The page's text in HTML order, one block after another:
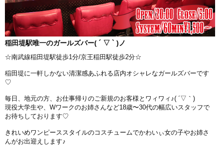
稲田堤駅唯一のガールズバー( ´ ▽ ` )ノ
☆南武線稲田堤駅徒歩1分/京王稲田駅徒歩2分☆
稲田堤に一軒しかない清潔感あふれる店内オシャレなガールズバーです
♡
毎日、地元の方、お仕事帰りのご新規のお客様とワィワィ♪( ´▽｀)
現役大学生や、Wワークのお姉さんなど18歳〜30代の幅広いスタッフで
お待ちしております♡
きれいめワンピーススタイルのコスチュームでかわいぃ女の子やお姉さ
んがお出迎えします♪